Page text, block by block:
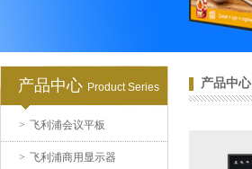
产品中心 Product Series
> 飞利浦会议平板
> 飞利浦商用显示器
飞利浦 85BDL1154T 会议平
板一
产品中心